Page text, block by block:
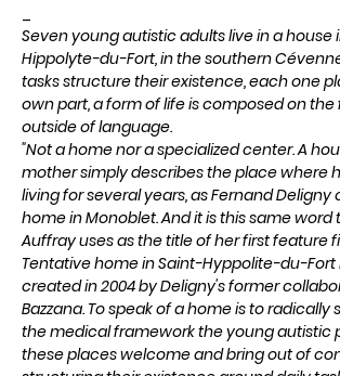
Seven young autistic adults live in a house
Hippolyte-du-Fort, in the southern
tasks structure their existence, each one
own part, a form of life is composed on
outside of language.
"Not a home nor a specialized center. A
mother simply describes the place where
living for several years, as Fernand Deligny
home in Monoblet. And it is this same word
Auffray uses as the title of her first feature
Tentative home in Saint-Hyppolite-du-Fort
created in 2004 by Deligny's former
Bazzana. To speak of a home is to
the medical framework the young autistic
these places welcome and bring out of